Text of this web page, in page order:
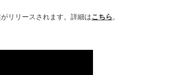
リリースされます。詳細はこちら。